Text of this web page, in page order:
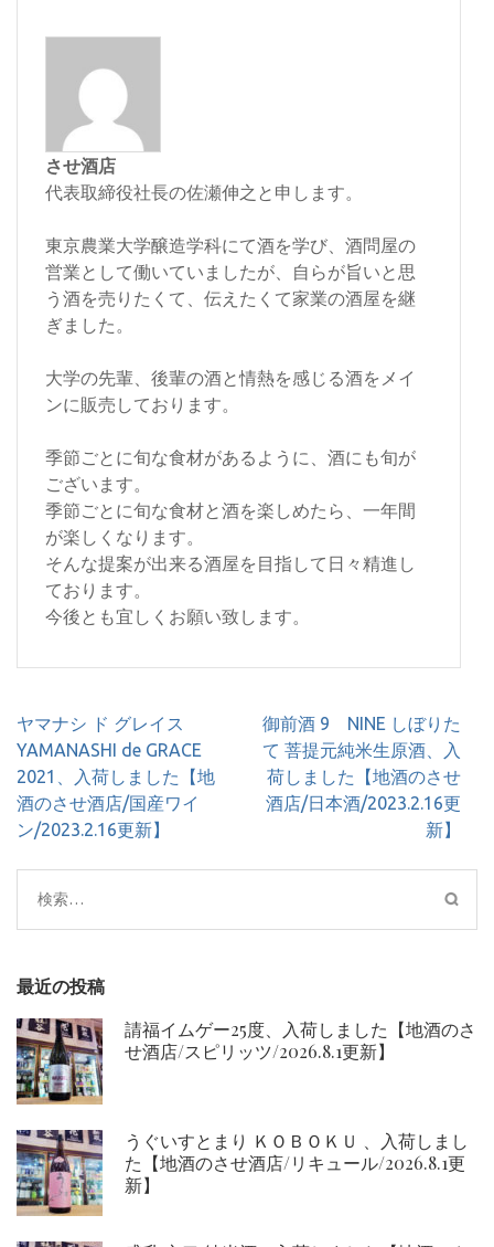
させ酒店
代表取締役社長の佐瀬伸之と申します。
東京農業大学醸造学科にて酒を学び、酒問屋の
営業として働いていましたが、自らが旨いと思
う酒を売りたくて、伝えたくて家業の酒屋を継
ぎました。
大学の先輩、後輩の酒と情熱を感じる酒をメイ
ンに販売しております。
季節ごとに旬な食材があるように、酒にも旬が
ございます。
季節ごとに旬な食材と酒を楽しめたら、一年間
が楽しくなります。
そんな提案が出来る酒屋を目指して日々精進し
ております。
今後とも宜しくお願い致します。
投
稿
ナ
ビ
ゲ
ョ
ン
ヤマナシ ド グレイス
YAMANASHI de GRACE
2021、入荷しました【地
酒のさせ酒店/国産ワイ
ン/2023.2.16更新】
御前酒 9 NINE しぼりた
て 菩提元純米生原酒、入
荷しました【地酒のさせ
酒店/日本酒/2023.2.16更
新】
検
索:
最近の投稿
請福イムゲー25度、入荷しました【地酒のさ
せ酒店/スピリッツ/2026.8.1更新】
うぐいすとまり ＫＯＢＯＫＵ 、入荷しまし
た【地酒のさせ酒店/リキュール/2026.8.1更
新】